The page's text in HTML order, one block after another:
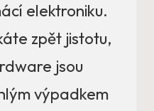
elektroniku.
zpět jistotu,
jsou
výpadkem